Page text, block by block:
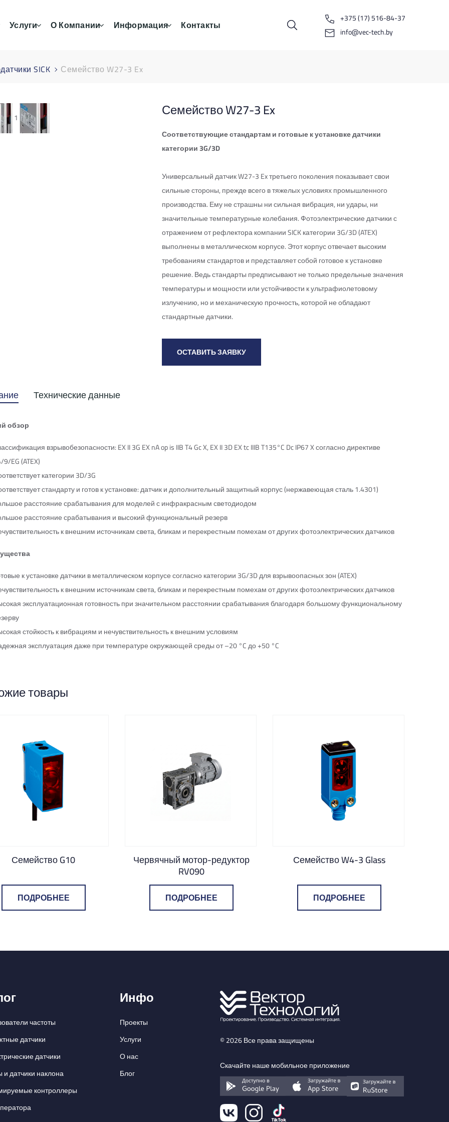
Услуги О Компании Информация Контакты
+375 (17) 516-84-37
info@vec-tech.by
SICK Семейство W27-3 Ex
1 Семейство W27-3 Ex
Соответствующие стандартам и готовые к установке датчики
категории 3G/3D
Универсальный датчик W27-3 Ex третьего поколения показывает свои
сильные стороны, прежде всего в тяжелых условиях промышленного
производства. Ему не страшны ни сильная вибрация, ни удары, ни
значительные температурные колебания. Фотоэлектрические датчики с
отражением от рефлектора компании SICK категории 3G/3D (ATEX)
выполнены в металлическом корпусе. Этот корпус отвечает высоким
требованиям стандартов и представляет собой готовое к установке
решение. Ведь стандарты предписывают не только предельные значения
температуры и мощности или устойчивости к ультрафиолетовому
излучению, но и механическую прочность, которой не обладают
стандартные датчики.
ОСТАВИТЬ ЗАЯВКУ
Технические данные
обзор
взрывобезопасности: EX II 3G EX nA op is IIB T4 Gc X, EX II 3D EX tc IIIB T135°C Dc IP67 X согласно директиве
EG (ATEX)
категории 3D/3G
стандарту и готов к установке: датчик и дополнительный защитный корпус (нержавеющая сталь 1.4301)
расстояние срабатывания для моделей с инфракрасным светодиодом
расстояние срабатывания и высокий функциональный резерв
к внешним источникам света, бликам и перекрестным помехам от других фотоэлектрических датчиков
к установке датчики в металлическом корпусе согласно категории 3G/3D для взрывоопасных зон (ATEX)
к внешним источникам света, бликам и перекрестным помехам от других фотоэлектрических датчиков
эксплуатационная готовность при значительном расстоянии срабатывания благодаря большому функциональному
стойкость к вибрациям и нечувствительность к внешним условиям
эксплуатация даже при температуре окружающей среды от –20 °C до +50 °C
товары
Семейство G10
ПОДРОБНЕЕ
Червячный мотор-редуктор
RV090
ПОДРОБНЕЕ
Семейство W4-3 Glass
ПОДРОБНЕЕ
частоты
датчики
датчики
датчики наклона
контроллеры
Инфо
Проекты
Услуги
О нас
Блог
© 2026 Все права защищены
Скачайте наше мобильное приложение